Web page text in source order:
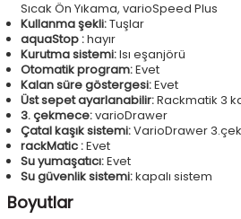
Sıcak Ön Yıkama, varioSpeed Plus
Kullanma şekli:Tuşlar
aquaStop :hayır
Kurutma sistemi:Isı eşanjörü
Otomatik program:Evet
Kalan süre göstergesi:Evet
Üst sepet ayarlanabilir:Rackmatik 3
3. çekmece:varioDrawer
Çatal kaşık sistemi:VarioDrawer
rackMatic :Evet
Su yumaşatıcı:Evet
Su güvenlik sistemi:kapalı sistem
Boyutlar